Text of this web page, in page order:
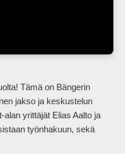
jakso ja keskustelun
alan yrittäjät Elias Aalto ja
työnhakuun, sekä